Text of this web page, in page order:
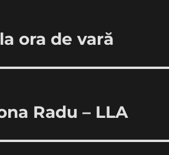
ora de vară
Radu – LLA